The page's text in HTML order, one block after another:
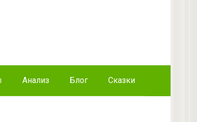
Анализ Блог Сказки